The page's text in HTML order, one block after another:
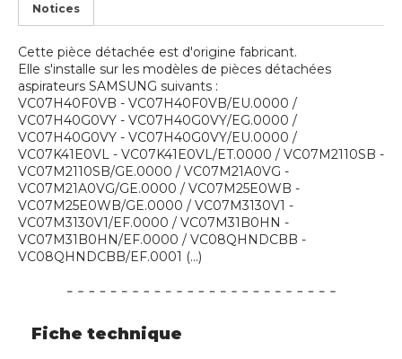
Notices
Cette pièce détachée est d'origine fabricant.
Elle s'installe sur les modèles de pièces détachées
aspirateurs SAMSUNG suivants :
VC07H40F0VB - VC07H40F0VB/EU.0000 /
VC07H40G0VY - VC07H40G0VY/EG.0000 /
VC07H40G0VY - VC07H40G0VY/EU.0000 /
VC07K41E0VL - VC07K41E0VL/ET.0000 / VC07M2110SB -
VC07M2110SB/GE.0000 / VC07M21A0VG -
VC07M21A0VG/GE.0000 / VC07M25E0WB -
VC07M25E0WB/GE.0000 / VC07M3130V1 -
VC07M3130V1/EF.0000 / VC07M31B0HN -
VC07M31B0HN/EF.0000 / VC08QHNDCBB -
VC08QHNDCBB/EF.0001 (...)
Fiche technique